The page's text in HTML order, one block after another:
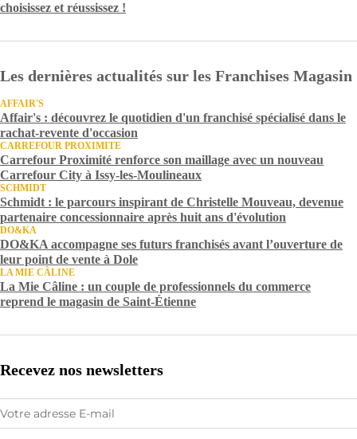
choisissez et réussissez !
Les dernières actualités sur les Franchises Magasin
AFFAIR'S
Affair's : découvrez le quotidien d'un franchisé spécialisé dans le
rachat-revente d'occasion
CARREFOUR PROXIMITE
Carrefour Proximité renforce son maillage avec un nouveau
Carrefour City à Issy-les-Moulineaux
SCHMIDT
Schmidt : le parcours inspirant de Christelle Mouveau, devenue
partenaire concessionnaire après huit ans d'évolution
DO&KA
DO&KA accompagne ses futurs franchisés avant l’ouverture de
leur point de vente à Dole
LA MIE CÂLINE
La Mie Câline : un couple de professionnels du commerce
reprend le magasin de Saint-Étienne
Recevez nos newsletters